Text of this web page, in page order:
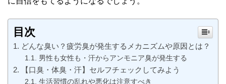
目次
どんな臭い？疲労臭が発生するメカニズムや原因とは？
男性も女性も・汗からアンモニア臭が発生する
【口臭・体臭・汗】セルフチェックしてみよう
生活習慣の乱れや悪化は注意すべき